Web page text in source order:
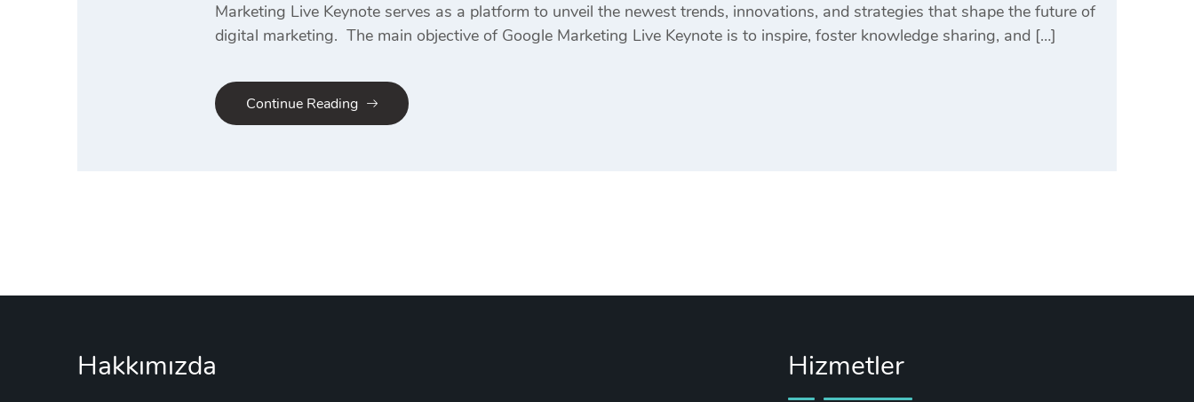
Marketing Live Keynote serves as a platform to unveil the newest trends, innovations, and strategies that shape the future of
digital marketing. The main objective of Google Marketing Live Keynote is to inspire, foster knowledge sharing, and […]
Continue Reading
Hakkımızda Hizmetler